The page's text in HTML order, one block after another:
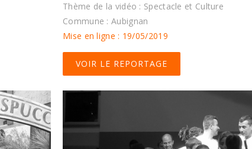
Thème de la vidéo : Spectacle et Culture
Commune : Aubignan
Mise en ligne : 19/05/2019
VOIR LE REPORTAGE